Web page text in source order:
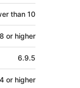
than 10
or higher
6.9.5
or higher